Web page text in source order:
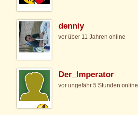
denniy
vor über 11 Jahren online
Der_Imperator
vor ungefähr 5 Stunden online